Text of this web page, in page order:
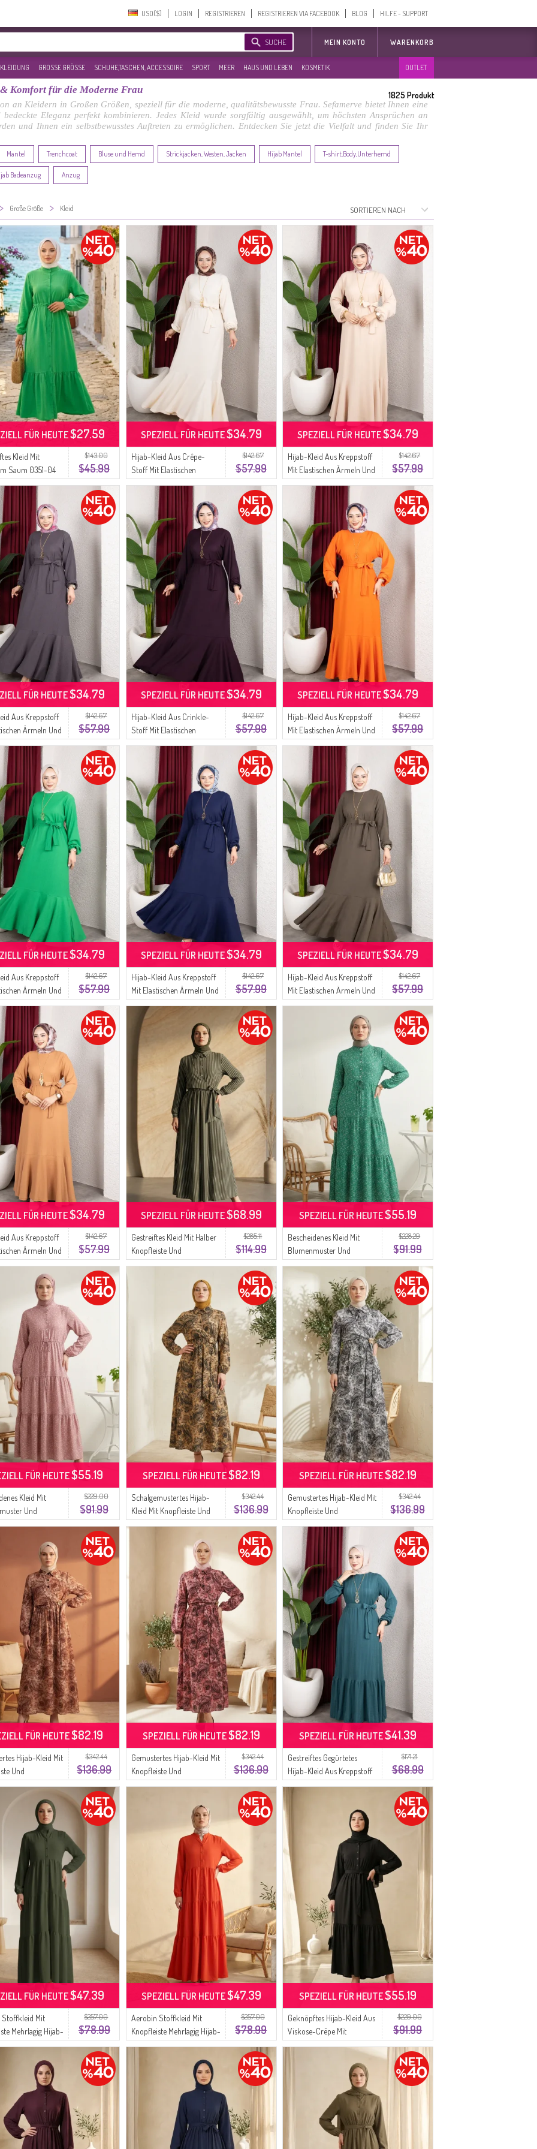
USD($)‎ LOGIN REGISTRIEREN REGISTRIEREN VIA FACEBOOK BLOG HILFE - SUPPORT
SUCHE MEIN KONTO WARENKORB
GROSSE GRÖSSE SCHUHE,TASCHEN, ACCESSOIRE SPORT MEER HAUS UND LEBEN KOSMETIK OUTLET
Komfort für die Moderne Frau
an Kleidern in Großen Größen, speziell für die moderne, qualitätsbewusste Frau. Sefamerve bietet Ihnen eine
Eleganz perfekt kombinieren. Jedes Kleid wurde sorgfältig ausgewählt, um höchsten Ansprüchen an
und Ihnen ein selbstbewusstes Auftreten zu ermöglichen. Entdecken Sie jetzt die Vielfalt und finden Sie Ihr
Mantel Trenchcoat Bluse und Hemd Strickjacken, Westen, Jacken Hijab Mantel T-shirt,Body,Unterhemd
Badeanzug Anzug
1825Produkt
> Große Größe > Kleid
$143.00
$45.99
Kleid Mit
Saum 0351-04
FÜR HEUTE$27.59
$142.67
$57.99
Hijab-Kleid Aus Crêpe-
Stoff Mit Elastischen
Ärmeln Und Gürtel Farbe:
Ecru Modell 0911-10
SPEZIELL FÜR HEUTE$34.79
$142.67
$57.99
Hijab-Kleid Aus Kreppstoff
Mit Elastischen Ärmeln Und
Gürtel Beige (0911-09)
SPEZIELL FÜR HEUTE$34.79
$142.67
$57.99
Aus Kreppstoff
Ärmeln Und
0911-08
FÜR HEUTE$34.79
$142.67
$57.99
Hijab-Kleid Aus Crinkle-
Stoff Mit Elastischen
Ärmeln Und Gürtel Farbe
0911-07 Pflaume
SPEZIELL FÜR HEUTE$34.79
$142.67
$57.99
Hijab-Kleid Aus Kreppstoff
Mit Elastischen Ärmeln Und
Gürtel Farbe: Orange Modell
0911-06
SPEZIELL FÜR HEUTE$34.79
$142.67
$57.99
Aus Kreppstoff
Ärmeln Und
05 Grün
FÜR HEUTE$34.79
$142.67
$57.99
Hijab-Kleid Aus Kreppstoff
Mit Elastischen Ärmeln Und
Gürtel 0911-04 Marineblau
SPEZIELL FÜR HEUTE$34.79
$142.67
$57.99
Hijab-Kleid Aus Kreppstoff
Mit Elastischen Ärmeln Und
Gürtel Farbe Khaki 0911-03
SPEZIELL FÜR HEUTE$34.79
$142.67
$57.99
Aus Kreppstoff
Ärmeln Und
02 Nerz
FÜR HEUTE$34.79
$285.11
$114.99
Gestreiftes Kleid Mit Halber
Knopfleiste Und
Elastischem Bund 0320-04
SPEZIELL FÜR HEUTE$68.99
$228.29
$91.99
Bescheidenes Kleid Mit
Blumenmuster Und
Taillenband 0299-03 Grün
SPEZIELL FÜR HEUTE$55.19
$229.00
$91.99
Kleid Mit
Und
0299-02
FÜR HEUTE$55.19
$342.44
$136.99
Schalgemustertes Hijab-
Kleid Mit Knopfleiste Und
Elastischem Bund 0357-04
SPEZIELL FÜR HEUTE$82.19
$342.44
$136.99
Gemustertes Hijab-Kleid Mit
Knopfleiste Und
Elastischem Bund Modell
0357-03 Anthrazit
SPEZIELL FÜR HEUTE$82.19
$342.44
$136.99
Hijab-Kleid Mit
Und
Bund Modell
FÜR HEUTE$82.19
$342.44
$136.99
Gemustertes Hijab-Kleid Mit
Knopfleiste Und
Elastischem Bund Modell
SPEZIELL FÜR HEUTE$82.19
$171.21
$68.99
Gestreiftes Gegürtetes
Hijab-Kleid Aus Kreppstoff
0908-04 Petrol
SPEZIELL FÜR HEUTE$41.39
$257.00
$78.99
Stoffkleid Mit
Mehrlagig Hijab-
4124-11 Khaki
FÜR HEUTE$47.39
$257.00
$78.99
Aerobin Stoffkleid Mit
Knopfleiste Mehrlagig Hijab-
Stil 4124-10 Orange
SPEZIELL FÜR HEUTE$47.39
$229.00
$91.99
Geknöpftes Hijab-Kleid Aus
Viskose-Crêpe Mit
Elastischem Bund Modell
SPEZIELL FÜR HEUTE$55.19